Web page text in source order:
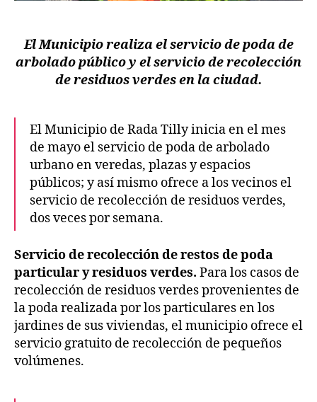
El Municipio realiza el servicio de poda de
arbolado público y el servicio de recolección
de residuos verdes en la ciudad.
El Municipio de Rada Tilly inicia en el mes
de mayo el servicio de poda de arbolado
urbano en veredas, plazas y espacios
públicos; y así mismo ofrece a los vecinos el
servicio de recolección de residuos verdes,
dos veces por semana.
Servicio de recolección de restos de poda
particular y residuos verdes. Para los casos de
recolección de residuos verdes provenientes de
la poda realizada por los particulares en los
jardines de sus viviendas, el municipio ofrece el
servicio gratuito de recolección de pequeños
volúmenes.